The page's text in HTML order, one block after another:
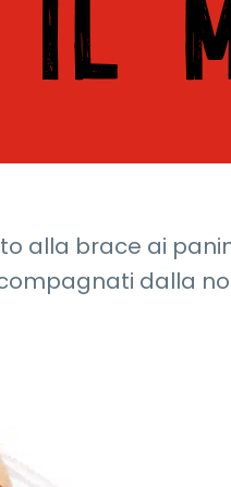
alla brace ai
dalla